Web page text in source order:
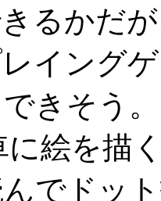
るかだ
イング
きそう。
絵を描
でドッ